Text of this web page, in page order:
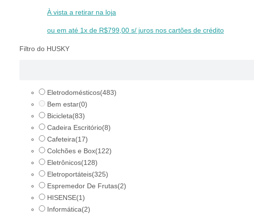
À vista a retirar na loja
ou em até 1x de R$799,00 s/ juros nos cartões de crédito
Filtro do HUSKY
Eletrodomésticos(483)
Bem estar(0)
Bicicleta(83)
Cadeira Escritório(8)
Cafeteira(17)
Colchões e Box(122)
Eletrônicos(128)
Eletroportáteis(325)
Espremedor De Frutas(2)
HISENSE(1)
Informática(2)